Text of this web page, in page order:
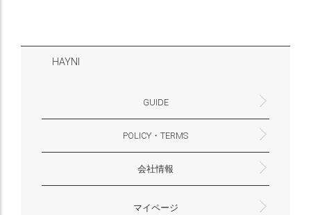
HAYNI
GUIDE
よくあるご質問・お問合せ
お支払いについて
配送・送料について
ギフトサービスについて
一緒に働く？(HAYNI採用情報サイトへ)
for Foreigners (overseas delivery)
POLICY・TERMS
返品・交換について
プライバシーポリシー
特定商取引法に基づく表示
外部送信ポリシー
会社情報
大阪府大阪市淀川区十八条3-9-35
電話番号：06-6868-9671
※お電話でのお問合せ受付は行っておりません
メール：support@hayni.jp
お問い合わせはこちらからお願いいたします
営業時間：10：00～15：00（金曜日は14：00ま
定休日： 土・日・祝祭日
※土日祝祭日はお休みをいただきます。
メールの返信は翌営業日となりますので、ご了承
マイページ